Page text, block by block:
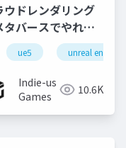
editor utility widget
ウドレンダリング
タバースでやれる
やれないこと
ue5 unreal engine
Indie-us
Games
10.6K